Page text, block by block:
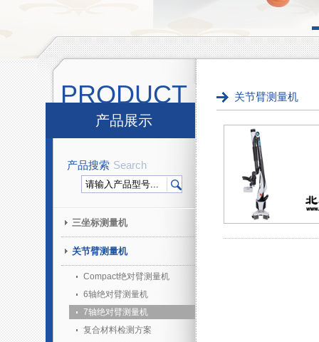
PRODUCT
产品展示
产品搜索 Search
三坐标测量机
关节臂测量机
Compact绝对臂测量机
6轴绝对臂测量机
7轴绝对臂测量机
复合材料检测方案
关节臂测量机